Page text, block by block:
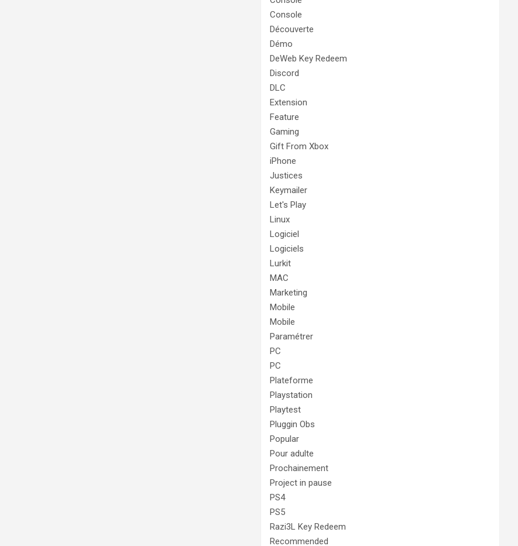
Console
Découverte
Démo
DeWeb Key Redeem
Discord
DLC
Extension
Feature
Gaming
Gift From Xbox
iPhone
Justices
Keymailer
Let's Play
Linux
Logiciel
Logiciels
Lurkit
MAC
Marketing
Mobile
Mobile
Paramétrer
PC
PC
Plateforme
Playstation
Playtest
Pluggin Obs
Popular
Pour adulte
Prochainement
Project in pause
PS4
PS5
Razi3L Key Redeem
Recommended